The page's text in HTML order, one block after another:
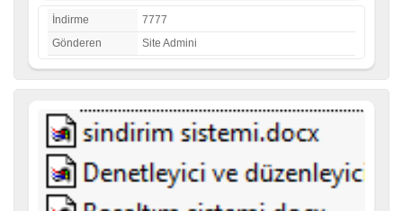
İndirme
7777
Gönderen
Site Admini